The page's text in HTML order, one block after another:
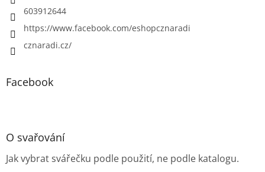
603912644
https://www.facebook.com/eshopcznaradi
cznaradi.cz/
Facebook
O svařování
Jak vybrat svářečku podle použití, ne podle katalogu.